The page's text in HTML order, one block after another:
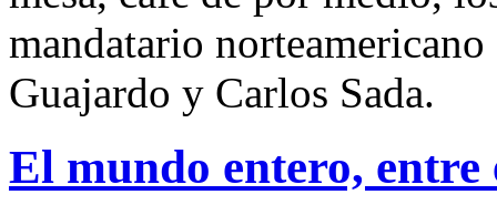
mandatario
Guajardo y Carlos Sada.
El mundo entero,